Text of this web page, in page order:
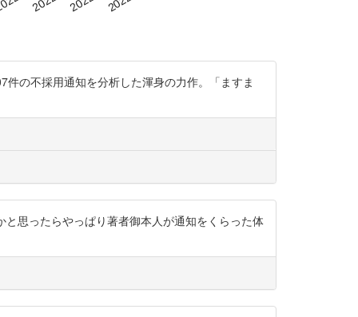
の不採用通知を分析した渾身の力作。「ますま
思ったらやっぱり著者御本人が通知をくらった体